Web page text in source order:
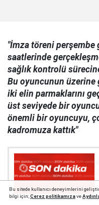
"İmza töreni perşembe
saatlerinde
sağlık kontrolü
Bu oyuncunun
iki elin parmaklarını
üst seviyede bir
önemli bir oyuncuyu,
kadromuza kattık"
Bu sitede kullanıcı deneyimlerini
bilgi için;Çerez politikamızave